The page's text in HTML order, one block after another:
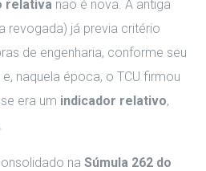
relativa não é nova. A antiga
revogada) já previa critério
de engenharia, conforme seu
e, naquela época, o TCU firmou
era um indicador relativo,
naSúmula 262 do